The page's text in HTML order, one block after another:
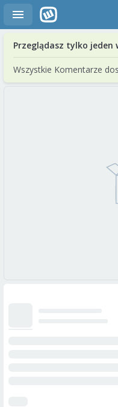
Przeglądasz tylko jeden
Wszystkie Komentarze